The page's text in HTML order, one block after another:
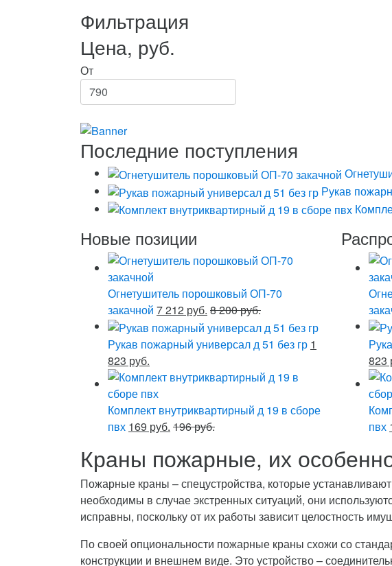
Фильтрация
Цена, руб.
От
Последние поступления
Рукав
Новые позиции
Огнетушитель порошковый ОП-70
закачной 7 212 руб. 8 200 руб.
Рукав пожарный универсал д 51 без гр 1
823 руб.
Комплект внутриквартирный д 19 в сборе
пвх 169 руб. 196 руб.
823
пвх
Краны пожарные, их
Пожарные краны – спецустройства, которые
необходимы в случае экстренных ситуаций, они
исправны, поскольку от их работы зависит целостность
По своей опциональности пожарные краны схожи со
конструкции и внешнем виде. Это устройство –